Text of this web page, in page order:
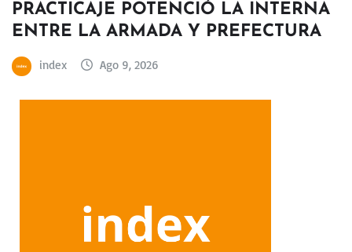
PRACTICAJE POTENCIÓ LA INTERNA
ENTRE LA ARMADA Y PREFECTURA
index Ago 9, 2026